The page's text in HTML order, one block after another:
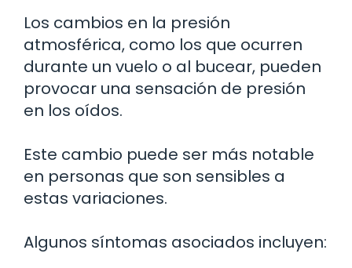
Los cambios en la presión
atmosférica, como los que ocurren
durante un vuelo o al bucear, pueden
provocar una sensación de presión
en los oídos.
Este cambio puede ser más notable
en personas que son sensibles a
estas variaciones.
Algunos síntomas asociados incluyen: